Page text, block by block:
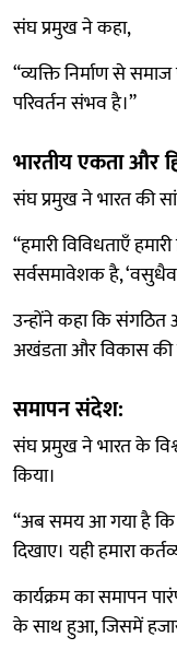
संघ प्रमुख ने कहा,
“व्यक्ति निर्माण से
परिवर्तन संभव है।”
भारतीय एकता और
संघ प्रमुख ने भारत की
“हमारी विविधताएँ
सर्वसमावेशक है, ‘वसुधैव
उन्होंने कहा कि संगठित
अखंडता और विकास की
समापन संदेश:
संघ प्रमुख ने भारत के
किया।
“अब समय आ गया है कि
दिखाए। यही हमारा
कार्यक्रम का समापन
के साथ हुआ, जिसमें